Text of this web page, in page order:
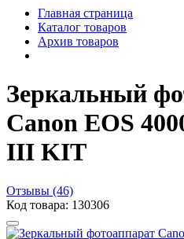
Главная страница
Каталог товаров
Архив товаров
Зеркальный
Canon EOS
III KIT
Отзывы (46)
Код товара: 130306